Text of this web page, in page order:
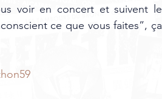
voir en concert et suivent le
ce que vous faites”, ça